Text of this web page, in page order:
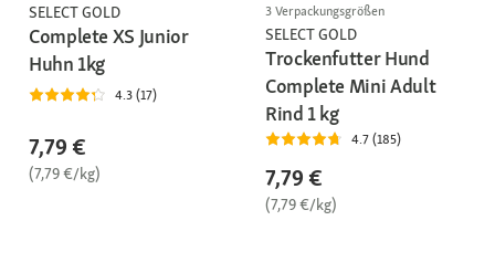
SELECT GOLD
Complete XS Junior
Huhn 1kg
4.3 (17)
7,79 €
(7,79 €/kg)
3 Verpackungsgrößen
SELECT GOLD
Trockenfutter Hund
Complete Mini Adult
Rind 1 kg
4.7 (185)
7,79 €
(7,79 €/kg)